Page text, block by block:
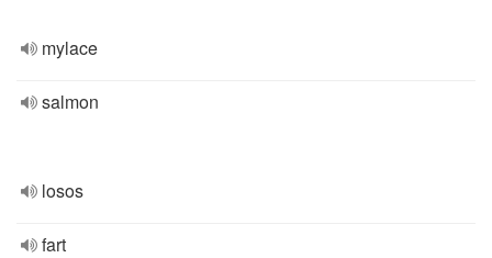
mylace
salmon
losos
fart